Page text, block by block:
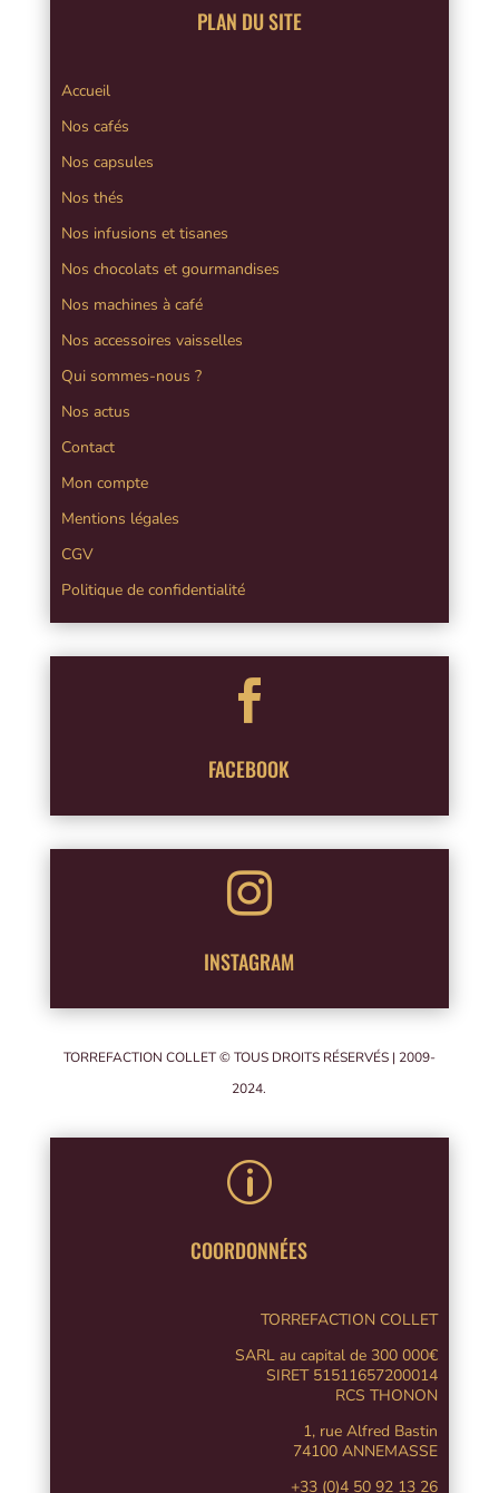
PLAN DU SITE
Accueil
Nos cafés
Nos capsules
Nos thés
Nos infusions et tisanes
Nos chocolats et gourmandises
Nos machines à café
Nos accessoires vaisselles
Qui sommes-nous ?
Nos actus
Contact
Mon compte
Mentions légales
CGV
Politique de confidentialité

FACEBOOK

INSTAGRAM
TORREFACTION COLLET © TOUS DROITS RÉSERVÉS | 2009-
2024.
p
COORDONNÉES
TORREFACTION COLLET
SARL au capital de 300 000€
SIRET 51511657200014
RCS THONON
1, rue Alfred Bastin
74100 ANNEMASSE
+33 (0)4 50 92 13 26